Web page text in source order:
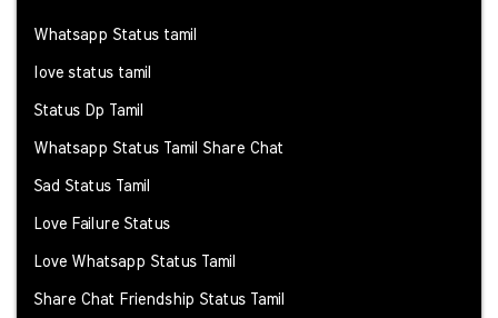
Whatsapp Status tamil
love status tamil
Status Dp Tamil
Whatsapp Status Tamil Share Chat
Sad Status Tamil
Love Failure Status
Love Whatsapp Status Tamil
Share Chat Friendship Status Tamil